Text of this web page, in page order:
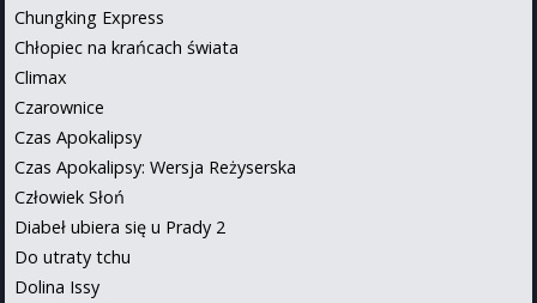
Chungking Express
Chłopiec na krańcach świata
Climax
Czarownice
Czas Apokalipsy
Czas Apokalipsy: Wersja Reżyserska
Człowiek Słoń
Diabeł ubiera się u Prady 2
Do utraty tchu
Dolina Issy